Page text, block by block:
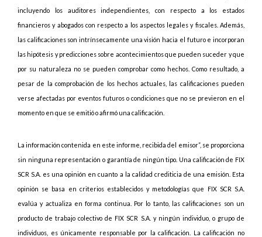
incluyendo los auditores independientes, con respecto a los estados
financieros y abogados con respecto a los aspectos legales y fiscales. Además,
las calificaciones son intrínsecamente una visión hacia el futuro e incorporan
las hipótesis y predicciones sobre acontecimientos que pueden suceder y que
por su naturaleza no se pueden comprobar como hechos. Como resultado, a
pesar de la comprobación de los hechos actuales, las calificaciones pueden
verse afectadas por eventos futuros o condiciones que no se previeron en el
momento en que se emitió o afirmó una calificación.
La información contenida en este informe, recibida del emisor”, se proporciona
sin ninguna representación o garantía de ningún tipo. Una calificación de FIX
SCR S.A. es una opinión en cuanto a la calidad crediticia de una emisión. Esta
opinión se basa en criterios establecidos y metodologías que FIX SCR S.A.
evalúa y actualiza en forma continua. Por lo tanto, las calificaciones son un
producto de trabajo colectivo de FIX SCR S.A. y ningún individuo, o grupo de
individuos, es únicamente responsable por la calificación. La calificación no